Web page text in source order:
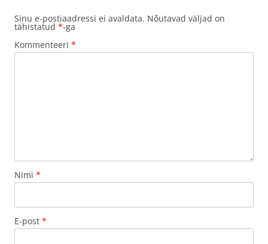
Sinu e-postiaadressi ei avaldata. Nõutavad väljad on
tähistatud *-ga
Kommenteeri *
Nimi *
E-post *